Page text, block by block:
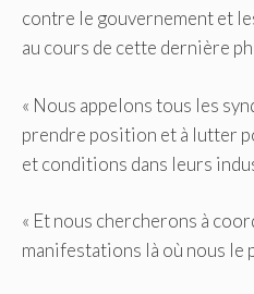
contre le gouvernement et
au cours de cette dernière
« Nous appelons tous les
prendre position et à lutter
et conditions dans leurs
« Et nous chercherons à
manifestations là où nous le